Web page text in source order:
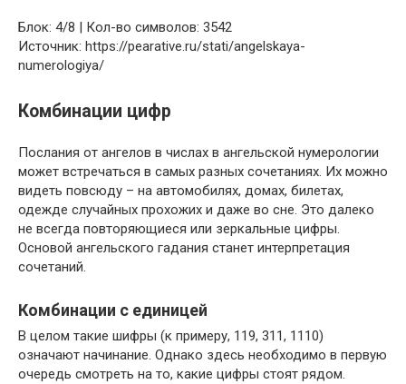
Блок: 4/8 | Кол-во символов: 3542
Источник: https://pearative.ru/stati/angelskaya-
numerologiya/
Комбинации цифр
Послания от ангелов в числах в ангельской нумерологии
может встречаться в самых разных сочетаниях. Их можно
видеть повсюду – на автомобилях, домах, билетах,
одежде случайных прохожих и даже во сне. Это далеко
не всегда повторяющиеся или зеркальные цифры.
Основой ангельского гадания станет интерпретация
сочетаний.
Комбинации с единицей
В целом такие шифры (к примеру, 119, 311, 1110)
означают начинание. Однако здесь необходимо в первую
очередь смотреть на то, какие цифры стоят рядом.